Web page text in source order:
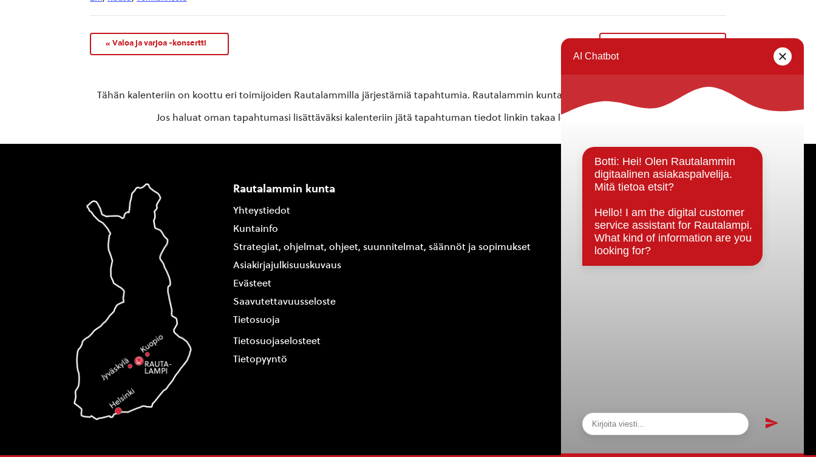
« Valoa ja varjoa -konsertti
Tähän kalenteriin on koottu eri toimijoiden Rautalammilla järjestämiä tapahtumia. Rautalammin kunta ei vastaa tietojen oikeellisuudesta.
Jos haluat oman tapahtumasi lisättäväksi kalenteriin jätä tapahtuman tiedot linkin takaa löytyvällä
Rautalammin kunta
Yhteystiedot
Kuntainfo
Strategiat, ohjelmat, ohjeet, suunnitelmat, säännöt ja sopimukset
Asiakirjajulkisuuskuvaus
Evästeet
Saavutettavuusseloste
Tietosuoja
Tietosuojaselosteet
Tietopyyntö
Päätöksenteko ja lähidemokratia
Päätökset, esityslistat & pöytäkirjat
Hallinto
Kunnanhallitus
Kunnanvaltuusto